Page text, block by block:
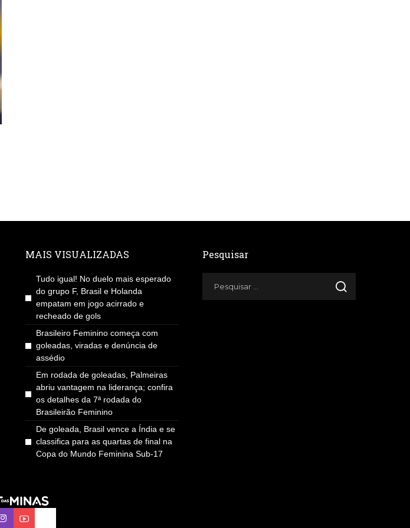
MAIS VISUALIZADAS
Tudo igual! No duelo mais esperado
do grupo F, Brasil e Holanda
empatam em jogo acirrado e
recheado de gols
Brasileiro Feminino começa com
goleadas, viradas e denúncia de
assédio
Em rodada de goleadas, Palmeiras
abriu vantagem na liderança; confira
os detalhes da 7ª rodada do
Brasileirão Feminino
De goleada, Brasil vence a Índia e se
classifica para as quartas de final na
Copa do Mundo Feminina Sub-17
Pesquisar